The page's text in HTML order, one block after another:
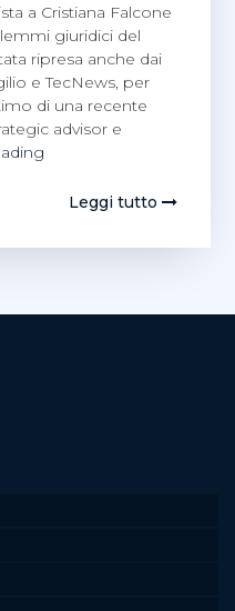
a Cristiana Falcone
giuridici del
ripresa anche dai
e TecNews, per
di una recente
advisor e
intervista
Falcone
Leggi tutto